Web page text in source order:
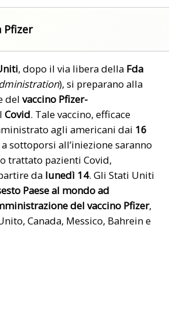
Pfizer
, dopo il via libera della Fda
), si preparano alla
delvaccino Pfizer-
Covid. Tale vaccino, efficace
agli americani dai 16
sottoporsi all’iniezione saranno
trattato pazienti Covid,
da lunedì 14. Gli Stati Uniti
Paese al mondo ad
del vaccino Pfizer,
Canada, Messico, Bahrein e